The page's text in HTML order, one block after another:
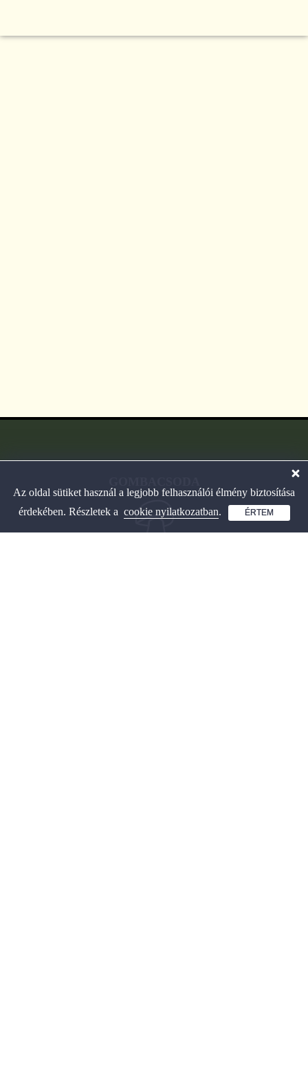
Az oldal sütiket használ a legjobb felhasználói élmény biztosítása
érdekében. Részletek a cookie nyilatkozatban. ÉRTEM